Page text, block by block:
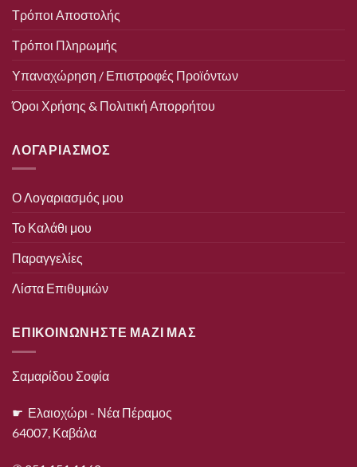
Τρόποι Αποστολής
Τρόποι Πληρωμής
Υπαναχώρηση / Επιστροφές Προϊόντων
Όροι Χρήσης & Πολιτική Απορρήτου
ΛΟΓΑΡΙΑΣΜΟΣ
Ο Λογαριασμός μου
Το Καλάθι μου
Παραγγελίες
Λίστα Επιθυμιών
ΕΠΙΚΟΙΝΩΝΗΣΤΕ ΜΑΖΙ ΜΑΣ
Σαμαρίδου Σοφία
☛ Ελαιοχώρι - Νέα Πέραμος
64007, Καβάλα